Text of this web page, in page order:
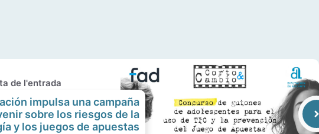
de l'entrada
impulsa una campaña
sobre los riesgos de la
y los juegos de apuestas